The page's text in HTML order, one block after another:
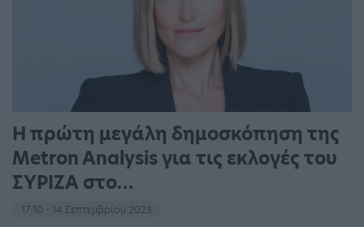
Η πρώτη μεγάλη δημοσκόπηση της
Metron Analysis για τις εκλογές του
ΣΥΡΙΖΑ στο…
17:10 - 14 Σεπτεμβρίου 2023